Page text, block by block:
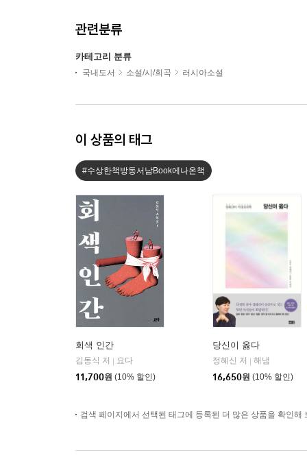
관련분류
카테고리 분류
국내도서 소설/시/희곡 러시아소설
이 상품의 태그
#수상한책방동서남Book에나온책
회색 인간
김동식 저
요다
11,700원 (10% 할인)
당신이 옳다
정혜신 저
해냄
16,650원 (10% 할인)
검색 페이지에서 선택된 태그에 등록된 더 많은 상품을 확인해